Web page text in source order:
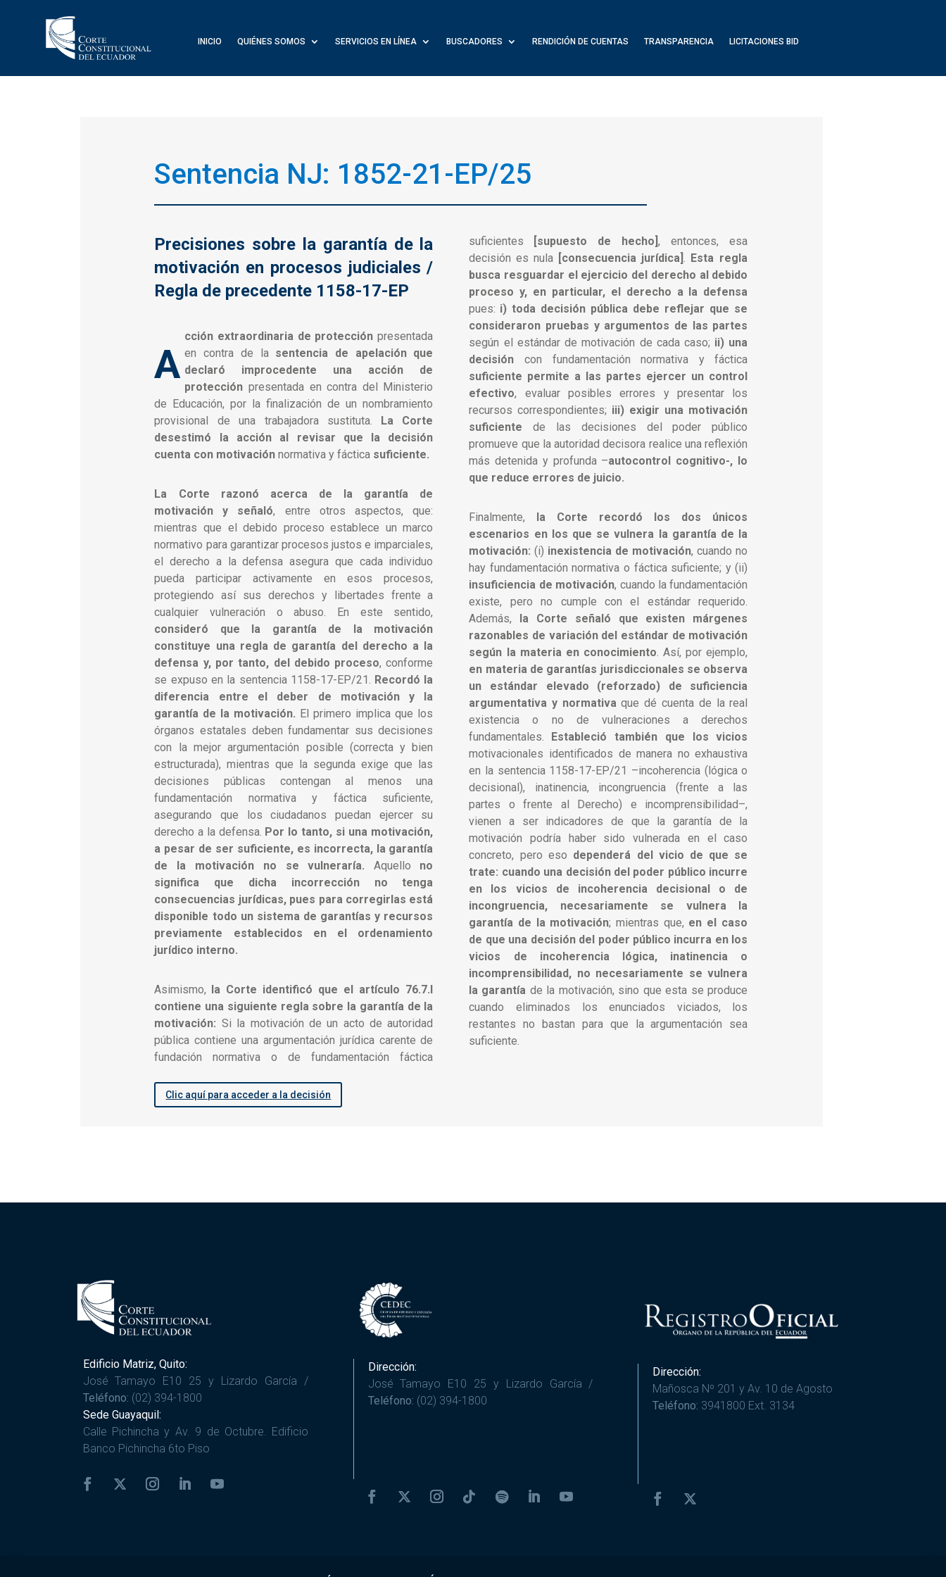
INICIO QUIÉNES SOMOS SERVICIOS EN LÍNEA BUSCADORES RENDICIÓN DE CUENTAS TRANSPARENCIA LICITACIONES BID
Sentencia NJ: 1852-21-EP/25
Precisiones sobre la garantía de la
motivación en procesos judiciales /
Regla de precedente 1158-17-EP
A
cción extraordinaria de protección presentada
en contra de la sentencia de apelación que
declaró improcedente una acción de
protección presentada en contra del Ministerio
de Educación, por la finalización de un nombramiento
provisional de una trabajadora sustituta.
La Corte
desestimó la acción al revisar que la decisión
cuenta con motivaciónnormativa y fáctica suficiente.
La Corte razonó acerca de la garantía de
motivación y señaló, entre otros aspectos, que:
mientras que el debido proceso establece un marco
normativo para garantizar procesos justos e imparciales,
el derecho a la defensa asegura que cada individuo
pueda participar activamente en esos procesos,
protegiendo así sus derechos y libertades frente a
cualquier vulneración o abuso. En este sentido,
consideró que la garantía de la motivación
constituye una regla de garantía del derecho a la
defensa y, por tanto, del debido proceso, conforme
se expuso en la sentencia 1158-17-EP/21. Recordó la
diferencia entre el deber de motivación y la
garantía de la motivación. El primero implica que los
órganos estatales deben fundamentar sus decisiones
con la mejor argumentación posible (correcta y bien
estructurada), mientras que la segunda exige que las
decisiones públicas contengan al menos una
fundamentación normativa y fáctica suficiente,
asegurando que los ciudadanos puedan ejercer su
derecho a la defensa. Por lo tanto, si una motivación,
a pesar de ser suficiente, es incorrecta, la garantía
de la motivación no se vulneraría. Aquello no
significa que dicha incorrección no tenga
consecuencias jurídicas, pues para corregirlas está
disponible todo un sistema de garantías y recursos
previamente establecidos en el ordenamiento
jurídico interno.
Asimismo,
la Corte identificó que el artículo 76.7.l
contiene una siguiente regla sobre la garantía de la
motivación: Si la motivación de un acto de autoridad
pública contiene una argumentación jurídica carente de
fundación normativa o de fundamentación fáctica
suficientes [supuesto de hecho], entonces, esa
decisión es nula
[consecuencia jurídica]. Esta regla
busca resguardar el ejercicio del derecho al debido
proceso y, en particular, el derecho a la defensa
pues: i) toda decisión pública debe reflejar que se
consideraron pruebas y argumentos de las partes
según el estándar de motivación de cada caso; ii) una
decisión con fundamentación normativa y fáctica
suficiente permite a las partes ejercer un control
efectivo, evaluar posibles errores y presentar los
recursos correspondientes; iii) exigir una motivación
suficiente de las decisiones del poder público
promueve que la autoridad decisora realice una reflexión
más detenida y profunda –autocontrol cognitivo-, lo
que reduce errores de juicio.
Finalmente,
la Corte recordó los dos únicos
escenarios en los que se vulnera la garantía de la
motivación: (i) inexistencia de motivación, cuando no
hay fundamentación normativa o fáctica suficiente; y (ii)
insuficiencia de motivación, cuando la fundamentación
existe, pero no cumple con el estándar requerido.
Además, la Corte señaló que existen márgenes
razonables de variación del estándar de motivación
según la materia en conocimiento. Así, por ejemplo,
en materia de garantías jurisdiccionales se observa
un estándar elevado (reforzado) de suficiencia
argumentativa y normativaque dé cuenta de la real
existencia o no de vulneraciones a derechos
fundamentales.
Estableció también que los vicios
motivacionales identificados de manera no exhaustiva
en la sentencia 1158-17-EP/21 –incoherencia (lógica o
decisional), inatinencia, incongruencia (frente a las
partes o frente al Derecho) e incomprensibilidad–,
vienen a ser indicadores de que la garantía de la
motivación podría haber sido vulnerada en el caso
concreto, pero eso dependerá del vicio de que se
trate: cuando una decisión del poder público incurre
en los vicios de incoherencia decisional o de
incongruencia, necesariamente se vulnera la
garantía de la motivación; mientras que, en el caso
de que una decisión del poder público incurra en los
vicios de incoherencia lógica, inatinencia o
incomprensibilidad, no necesariamente se vulnera
la garantía de la motivación, sino que esta se produce
cuando eliminados los enunciados viciados, los
restantes no bastan para que la argumentación sea
suficiente.
Clic aquí para acceder a la decisión
Edificio Matriz, Quito:
José Tamayo E10 25 y Lizardo García /
Teléfono: (02) 394-1800
Sede Guayaquil:
Calle Pichincha y Av. 9 de Octubre. Edificio
Banco Pichincha 6to Piso
Dirección:
José Tamayo E10 25 y Lizardo García /
Teléfono: (02) 394-1800
Dirección:
Mañosca Nº 201 y Av. 10 de Agosto
Teléfono: 3941800 Ext. 3134